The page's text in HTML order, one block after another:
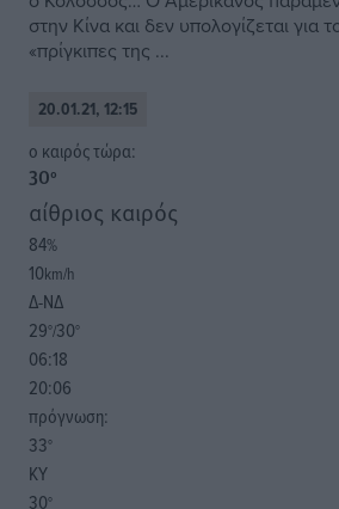
στην Κίνα και δεν υπολογίζεται για
«πρίγκιπες της ...
20.01.21, 12:15
o καιρός τώρα:
30°
αίθριος καιρός
84%
10km/h
Δ-ΝΔ
29°/30°
06:18
20:06
πρόγνωση:
33°
ΚΥ
30°